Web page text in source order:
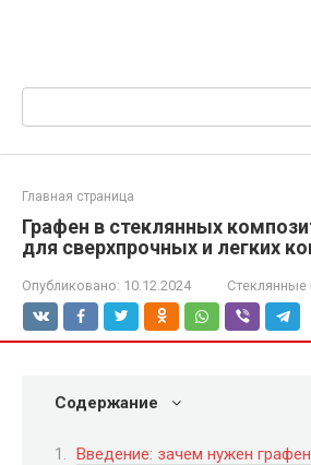
Поиск:
Главная страница
Графен в стеклянных
для сверхпрочных и легких
Опубликовано: 10.12.2024 Стеклянные
Содержание
Введение: зачем нужен